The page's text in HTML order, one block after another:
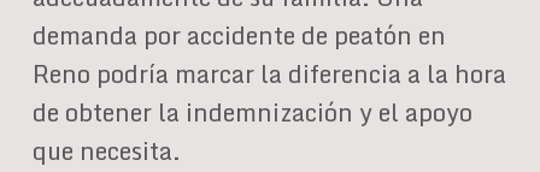
demanda por accidente de peatón en
Reno podría marcar la diferencia a la hora
de obtener la indemnización y el apoyo
que necesita.